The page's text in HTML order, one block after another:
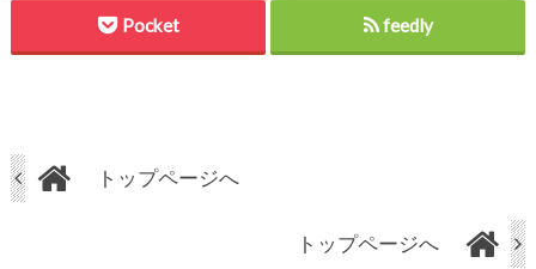
Pocket feedly
トップページへ
トップページへ